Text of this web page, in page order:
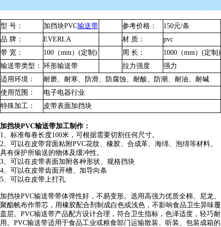
型 号： 加挡块PVC输送带 参考价格：
150元/条
品 牌：
EVERLA 材 质：
pvc
带 宽：
100（mm）(定制) 周 长：
1000（mm）(定制)
输送带类型： 环形输送带 拉力强度
强力
适用环境：
耐磨、耐寒、防滑、防腐蚀、耐酸、防潮、耐油、耐碱
使用范围：
电子电器行业
特殊加工：
皮带表面加挡块
加挡块PVC输送带加工制作：
1、标准每卷长度100米，可根据需要切割任何尺寸。
2、可以在皮带背面粘附PVC花纹、橡胶、合成革、海绵、泡绵等材料。
具有保护所输送的物体及缓冲性。
3、可以在皮带表面加附各种形状、规格挡块
4、可以在皮带齿面开槽、加导向条
5、可以在皮带上打孔
加挡块PVC输送带带体弹性好，不易变形。选用高强力优质全棉、尼龙、
聚酯帆布作带芯，用橡胶配合剂制成白色或浅色，不影响食品卫生异味覆
盖层。PVC输送带产品配方设计合理，符合卫生指标，色泽适度，轻巧耐
用。PVC输送带适用于食品工业或粮食部门运输散装、听装、包装成箱的